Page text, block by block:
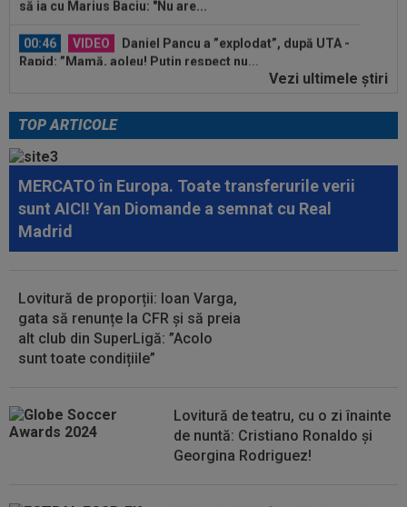
Rapid: ”Mamă, aoleu! Puțin respect nu...
Rodri nu stă la discuții! Decizia luată, după ce
08:04 FOTO
Trei jucători au primit aceeași notă,
după UTA - Rapid
08:03 EXCLUSIV
Rapid s-a convins de Filip
Stojilkovic, după doar o singură repriză
08:00
(P) Un pariu de doar 5 Lei s-a transformat într-
07:26 OFICIAL Minus 1! România a primit vestea
Vezi ultimele ştiri
TOP ARTICOLE
MERCATO în Europa. Toate transferurile verii
sunt AICI! Yan Diomande a semnat cu Real
Madrid
Lovitură de proporții: Ioan Varga,
gata să renunțe la CFR și să preia
alt club din SuperLigă: ”Acolo
sunt toate condițiile”
Lovitură de teatru, cu o zi înainte
de nuntă: Cristiano Ronaldo și
Georgina Rodriguez!